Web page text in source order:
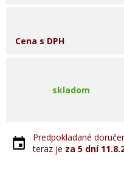
Cena s DPH
skladom
Predpokladané
teraz je za 5 dní